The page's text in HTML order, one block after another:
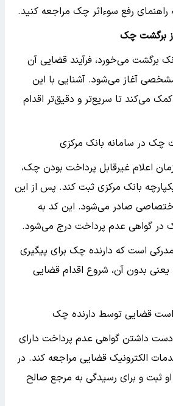
راهنمای رفع سوء‌اثر چک مراجعه کنید.
برگشت چک
برگشت می‌خورد، فرآیند قضایی آن
آغاز می‌شود. آشنایی با این
می‌کند تا سریع‌تر و دقیق‌تر اقدام
چک در سامانه بانک مرکزی
اعلام غیرقابل پرداخت بودن چک،
بانک مرکزی ثبت کند. پس از این
صادر می‌شود. این کد به
در گواهی عدم پرداخت درج می‌شود.
است که دارنده چک برای پیگیری
یعنی بدون آن، شروع اقدام قضایی
قضایی توسط دارنده چک
دست داشتن گواهی عدم پرداخت دارای
الکترونیک قضایی مراجعه کند. در
ثبت و برای رسیدگی به مرجع صالح